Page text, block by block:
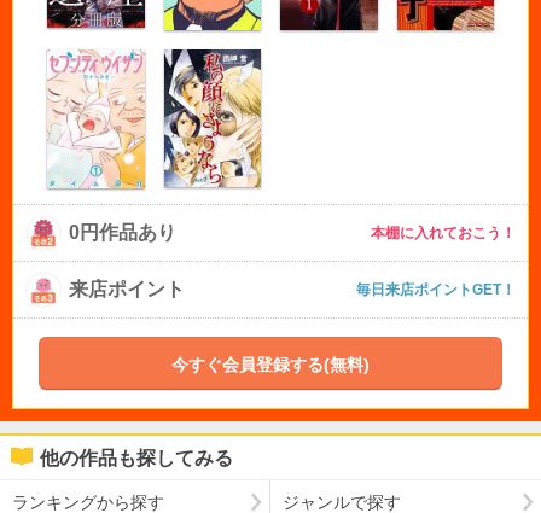
0円作品あり 本棚に入れておこう！
来店ポイント 毎日来店ポイントGET！
今すぐ会員登録する(無料)
他の作品も探してみる
ランキングから探す ジャンルで探す